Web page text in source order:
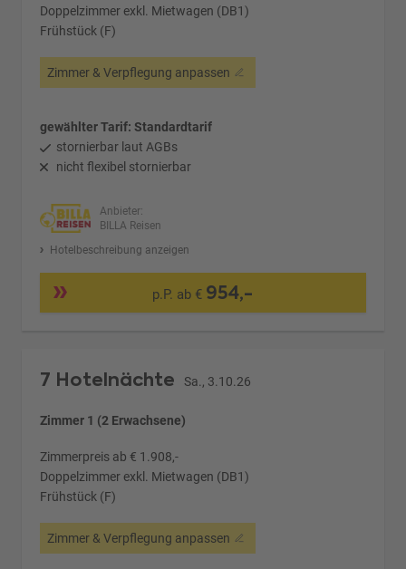
Doppelzimmer exkl. Mietwagen (DB1)
Frühstück (F)
Zimmer & Verpflegung anpassen
gewählter Tarif: Standardtarif
stornierbar laut AGBs
nicht flexibel stornierbar
Anbieter:
BILLA Reisen
Hotelbeschreibung anzeigen
p.P. ab € 954,-
7 Hotelnächte Sa., 3.10.26
Zimmer 1 (2 Erwachsene)
Zimmerpreis ab € 1.908,-
Doppelzimmer exkl. Mietwagen (DB1)
Frühstück (F)
Zimmer & Verpflegung anpassen